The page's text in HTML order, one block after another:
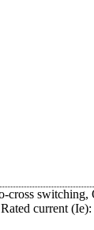
cross switching,
current